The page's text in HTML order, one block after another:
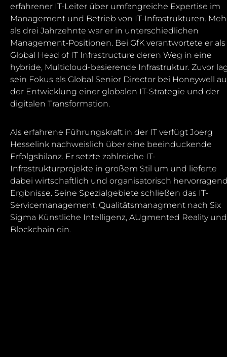
erfahrener IT-Leiter über umfangreiche Expertise im
Management und Betrieb von IT-Infrastrukturen.
als drei Jahrzehnte war er in unterschiedlichen
Management-Positionen. Bei GfK verantwortete er als
Global Head of IT Infrastructure deren Weg in eine
hybride, Multicloud-basierende Infrastruktur. Zuvor
sein Fokus als Global Senior Director bei Honeywell
der Entwicklung einer globalen IT-Strategie und der
digitalen Transformation.
Als erfahrene Führungskraft in der IT verfügt Joerg
Hesselink nachweislich über eine beeinduckende
Erfolgsbilanz. Er setzte zahlreiche IT-
Infrastrukturprojekte in großem Stil um und lieferte
dabei wirtschaftlich und organisatorisch
Ergbnisse. Seine Spezialgebiete schließen das IT-
Servicemanagement, Qualitätsmanagment nach Six
Sigma Künstliche Intelligenz, AUgmented Reality und
Blockchain ein.